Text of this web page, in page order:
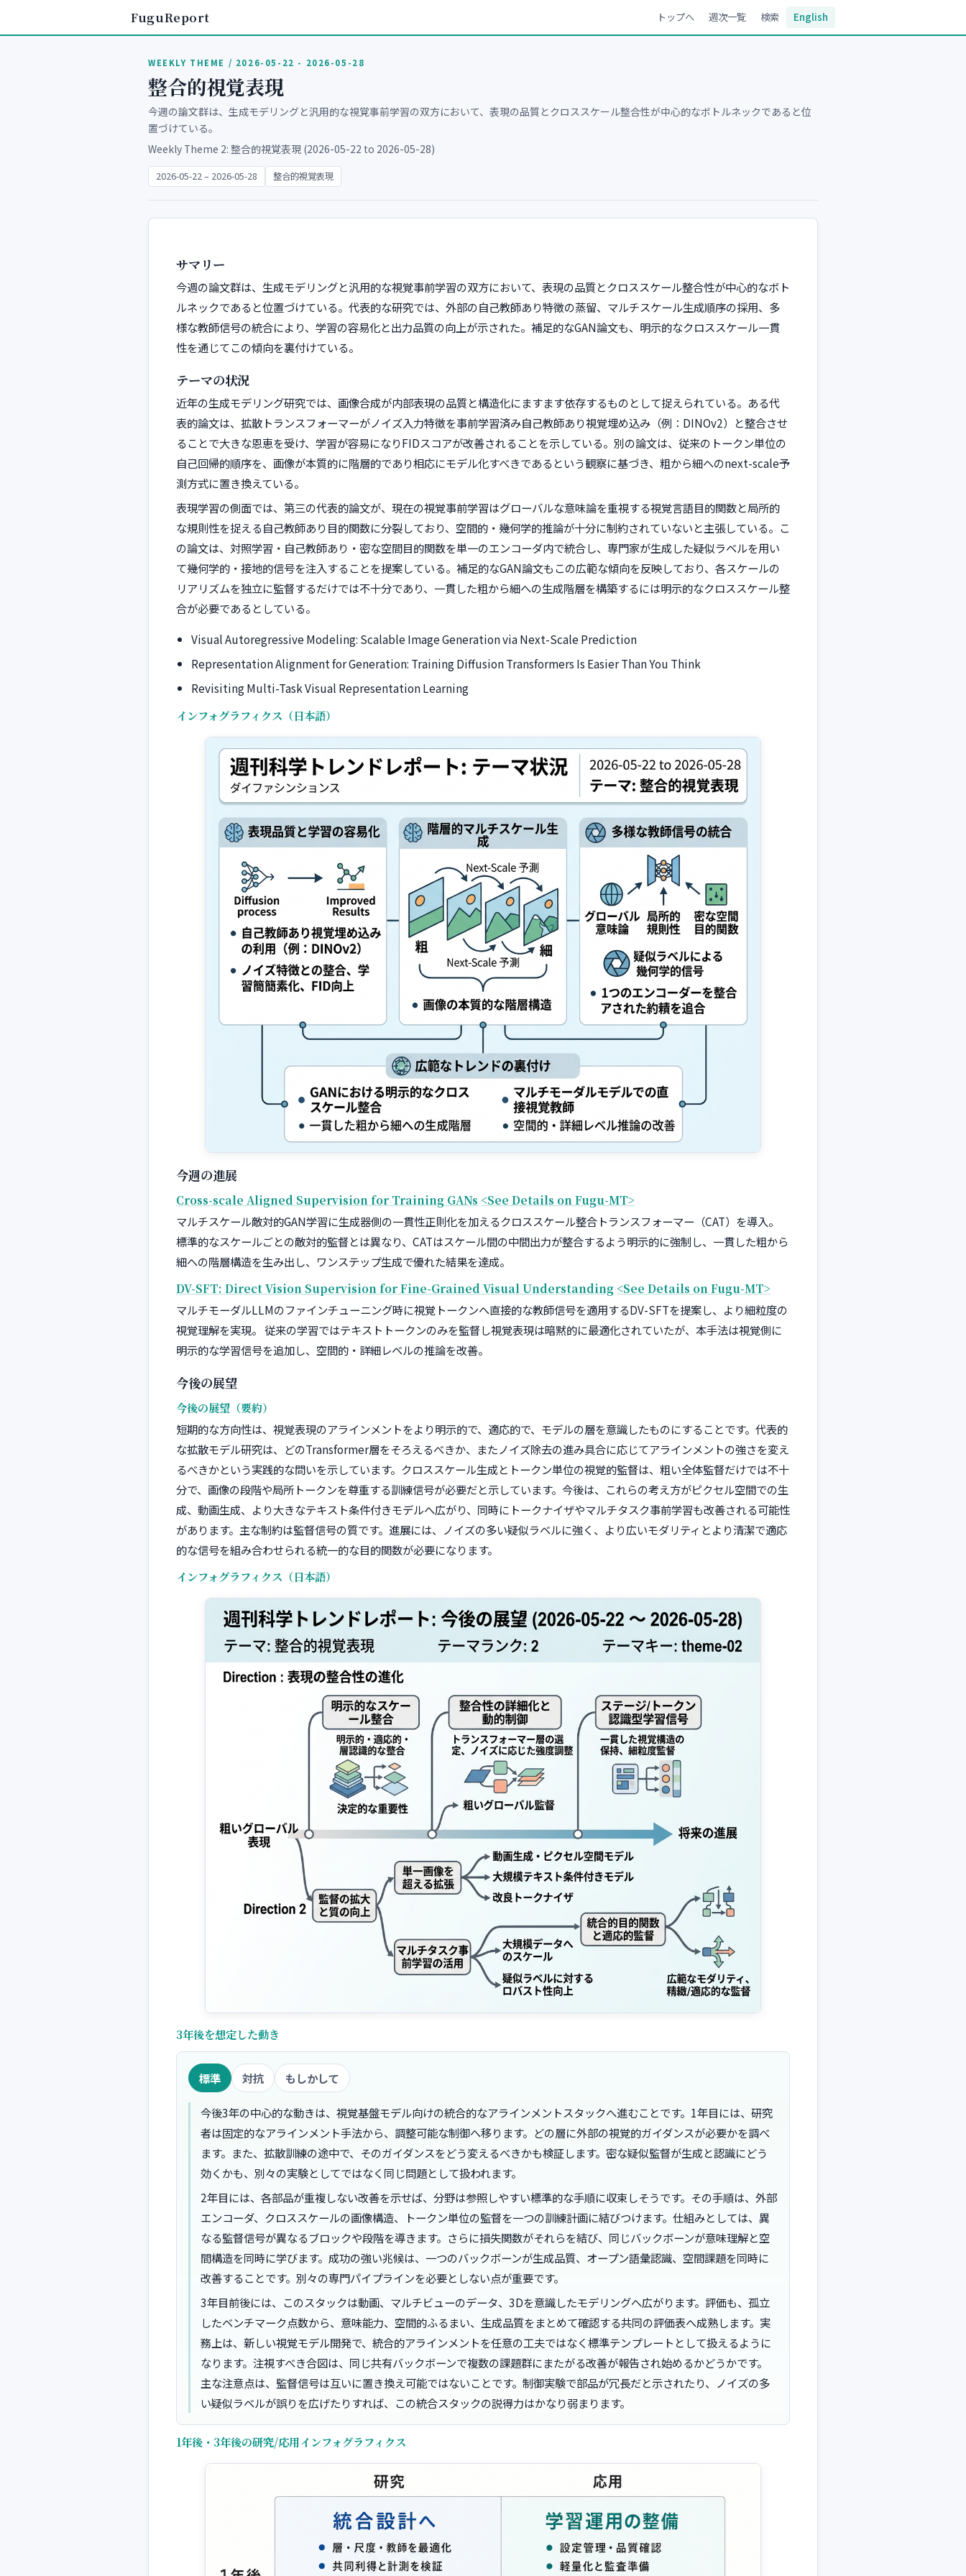
FuguReport トップへ 週次一覧 検索 English
WEEKLY THEME / 2026-05-22 - 2026-05-28
整合的視覚表現
今週の論文群は、生成モデリングと汎用的な視覚事前学習の双方において、表現の品質とクロススケール整合性が中心的なボトルネックであると位
置づけている。
Weekly Theme 2: 整合的視覚表現 (2026-05-22 to 2026-05-28)
2026-05-22 – 2026-05-28 整合的視覚表現
サマリー
今週の論文群は、生成モデリングと汎用的な視覚事前学習の双方において、表現の品質とクロススケール整合性が中心的なボト
ルネックであると位置づけている。代表的な研究では、外部の自己教師あり特徴の蒸留、マルチスケール生成順序の採用、多
様な教師信号の統合により、学習の容易化と出力品質の向上が示された。補足的なGAN論文も、明示的なクロススケール一貫
性を通じてこの傾向を裏付けている。
テーマの状況
近年の生成モデリング研究では、画像合成が内部表現の品質と構造化にますます依存するものとして捉えられている。ある代
表的論文は、拡散トランスフォーマーがノイズ入力特徴を事前学習済み自己教師あり視覚埋め込み（例：DINOv2）と整合させ
ることで大きな恩恵を受け、学習が容易になりFIDスコアが改善されることを示している。別の論文は、従来のトークン単位の
自己回帰的順序を、画像が本質的に階層的であり相応にモデル化すべきであるという観察に基づき、粗から細へのnext-scale予
測方式に置き換えている。
表現学習の側面では、第三の代表的論文が、現在の視覚事前学習はグローバルな意味論を重視する視覚言語目的関数と局所的
な規則性を捉える自己教師あり目的関数に分裂しており、空間的・幾何学的推論が十分に制約されていないと主張している。こ
の論文は、対照学習・自己教師あり・密な空間目的関数を単一のエンコーダ内で統合し、専門家が生成した疑似ラベルを用い
て幾何学的・接地的信号を注入することを提案している。補足的なGAN論文もこの広範な傾向を反映しており、各スケールの
リアリズムを独立に監督するだけでは不十分であり、一貫した粗から細への生成階層を構築するには明示的なクロススケール整
合が必要であるとしている。
Visual Autoregressive Modeling: Scalable Image Generation via Next-Scale Prediction
Representation Alignment for Generation: Training Diffusion Transformers Is Easier Than You Think
Revisiting Multi-Task Visual Representation Learning
インフォグラフィクス（日本語）
今週の進展
Cross-scale Aligned Supervision for Training GANs <See Details on Fugu-MT>
マルチスケール敵対的GAN学習に生成器側の一貫性正則化を加えるクロススケール整合トランスフォーマー（CAT）を導入。
標準的なスケールごとの敵対的監督とは異なり、CATはスケール間の中間出力が整合するよう明示的に強制し、一貫した粗から
細への階層構造を生み出し、ワンステップ生成で優れた結果を達成。
DV-SFT: Direct Vision Supervision for Fine-Grained Visual Understanding <See Details on Fugu-MT>
マルチモーダルLLMのファインチューニング時に視覚トークンへ直接的な教師信号を適用するDV-SFTを提案し、より細粒度の
視覚理解を実現。 従来の学習ではテキストトークンのみを監督し視覚表現は暗黙的に最適化されていたが、本手法は視覚側に
明示的な学習信号を追加し、空間的・詳細レベルの推論を改善。
今後の展望
今後の展望（要約）
短期的な方向性は、視覚表現のアラインメントをより明示的で、適応的で、モデルの層を意識したものにすることです。代表的
な拡散モデル研究は、どのTransformer層をそろえるべきか、またノイズ除去の進み具合に応じてアラインメントの強さを変え
るべきかという実践的な問いを示しています。クロススケール生成とトークン単位の視覚的監督は、粗い全体監督だけでは不十
分で、画像の段階や局所トークンを尊重する訓練信号が必要だと示しています。今後は、これらの考え方がピクセル空間での生
成、動画生成、より大きなテキスト条件付きモデルへ広がり、同時にトークナイザやマルチタスク事前学習も改善される可能性
があります。主な制約は監督信号の質です。進展には、ノイズの多い疑似ラベルに強く、より広いモダリティとより清潔で適応
的な信号を組み合わせられる統一的な目的関数が必要になります。
インフォグラフィクス（日本語）
3年後を想定した動き
標準 対抗 もしかして
今後3年の中心的な動きは、視覚基盤モデル向けの統合的なアラインメントスタックへ進むことです。1年目には、研究
者は固定的なアラインメント手法から、調整可能な制御へ移ります。どの層に外部の視覚的ガイダンスが必要かを調べ
ます。また、拡散訓練の途中で、そのガイダンスをどう変えるべきかも検証します。密な疑似監督が生成と認識にどう
効くかも、別々の実験としてではなく同じ問題として扱われます。
2年目には、各部品が重複しない改善を示せば、分野は参照しやすい標準的な手順に収束しそうです。その手順は、外部
エンコーダ、クロススケールの画像構造、トークン単位の監督を一つの訓練計画に結びつけます。仕組みとしては、異
なる監督信号が異なるブロックや段階を導きます。さらに損失関数がそれらを結び、同じバックボーンが意味理解と空
間構造を同時に学びます。成功の強い兆候は、一つのバックボーンが生成品質、オープン語彙認識、空間課題を同時に
改善することです。別々の専門パイプラインを必要としない点が重要です。
3年目前後には、このスタックは動画、マルチビューのデータ、3Dを意識したモデリングへ広がります。評価も、孤立
したベンチマーク点数から、意味能力、空間的ふるまい、生成品質をまとめて確認する共同の評価表へ成熟します。実
務上は、新しい視覚モデル開発で、統合的アラインメントを任意の工夫ではなく標準テンプレートとして扱えるように
なります。注視すべき合図は、同じ共有バックボーンで複数の課題群にまたがる改善が報告され始めるかどうかです。
主な注意点は、監督信号は互いに置き換え可能ではないことです。制御実験で部品が冗長だと示されたり、ノイズの多
い疑似ラベルが誤りを広げたりすれば、この統合スタックの説得力はかなり弱まります。
1年後・3年後の研究/応用インフォグラフィクス